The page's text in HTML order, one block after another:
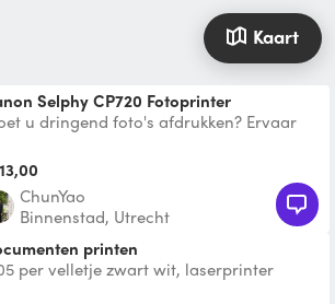
Kaart
Selphy CP720 Fotoprinter
u dringend foto's afdrukken? Ervaar
met de u
ChunYao
Binnenstad, Utrecht
printen
per velletje zwart wit, laserprinter